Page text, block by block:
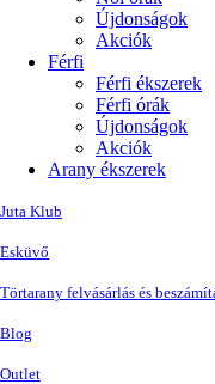
Újdonságok
Akciók
Férfi
Férfi ékszerek
Férfi órák
Újdonságok
Akciók
Arany ékszerek
Juta Klub
Esküvő
Törtarany felvásárlás és
Blog
Outlet